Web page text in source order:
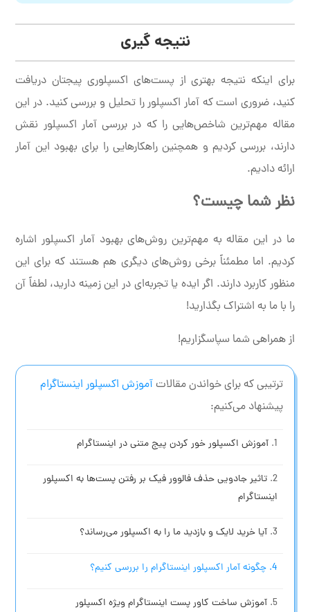
نتیجه گیری
برای اینکه نتیجه بهتری از پست‌های اکسپلوری پیجتان دریافت
کنید، ضروری است که آمار اکسپلور را تحلیل و بررسی کنید. در این
مقاله مهم‌ترین شاخص‌هایی را که در بررسی آمار اکسپلور نقش
دارند، بررسی کردیم و همچنین راهکارهایی را برای بهبود این آمار
ارائه دادیم.
نظر شما چیست؟
ما در این مقاله به مهم‌ترین روش‌های بهبود آمار اکسپلور اشاره
کردیم. اما مطمئناً برخی روش‌های دیگری هم هستند که برای این
منظور کاربرد دارند. اگر ایده یا تجربه‌ای در این زمینه دارید، لطفاً آن
را با ما به اشتراک بگذارید!
از همراهی شما سپاسگزاریم!
ترتیبی که برای خواندن مقالاتآموزش اکسپلور اینستاگرام
پیشنهاد می‌کنیم:
آموزش اکسپلور خور کردن پیج متنی در اینستاگرام
تاثیر جادویی حذف فالوور فیک بر رفتن پست‌ها به اکسپلور
اینستاگرام
آیا خرید لایک و بازدید ما را به اکسپلور می‌رساند؟
چگونه آمار اکسپلور اینستاگرام را بررسی کنیم؟
آموزش ساخت کاور پست اینستاگرام ویژه اکسپلور